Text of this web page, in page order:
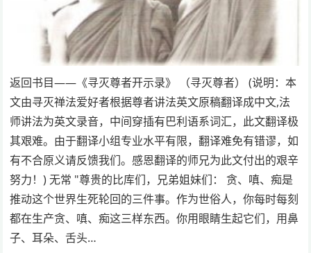
返回书目——《寻灭尊者开示录》 （寻灭尊者） (说明：本
文由寻灭禅法爱好者根据尊者讲法英文原稿翻译成中文,法
师讲法为英文录音，中间穿插有巴利语系词汇，此文翻译极
其艰难。由于翻译小组专业水平有限，翻译难免有错谬，如
有不合原义请反馈我们。感恩翻译的师兄为此文付出的艰辛
努力！) 无常 "尊贵的比库们，兄弟姐妹们： 贪、嗔、痴是
推动这个世界生死轮回的三件事。作为世俗人，你每时每刻
都在生产贪、嗔、痴这三样东西。你用眼睛生起它们，用鼻
子、耳朵、舌头…